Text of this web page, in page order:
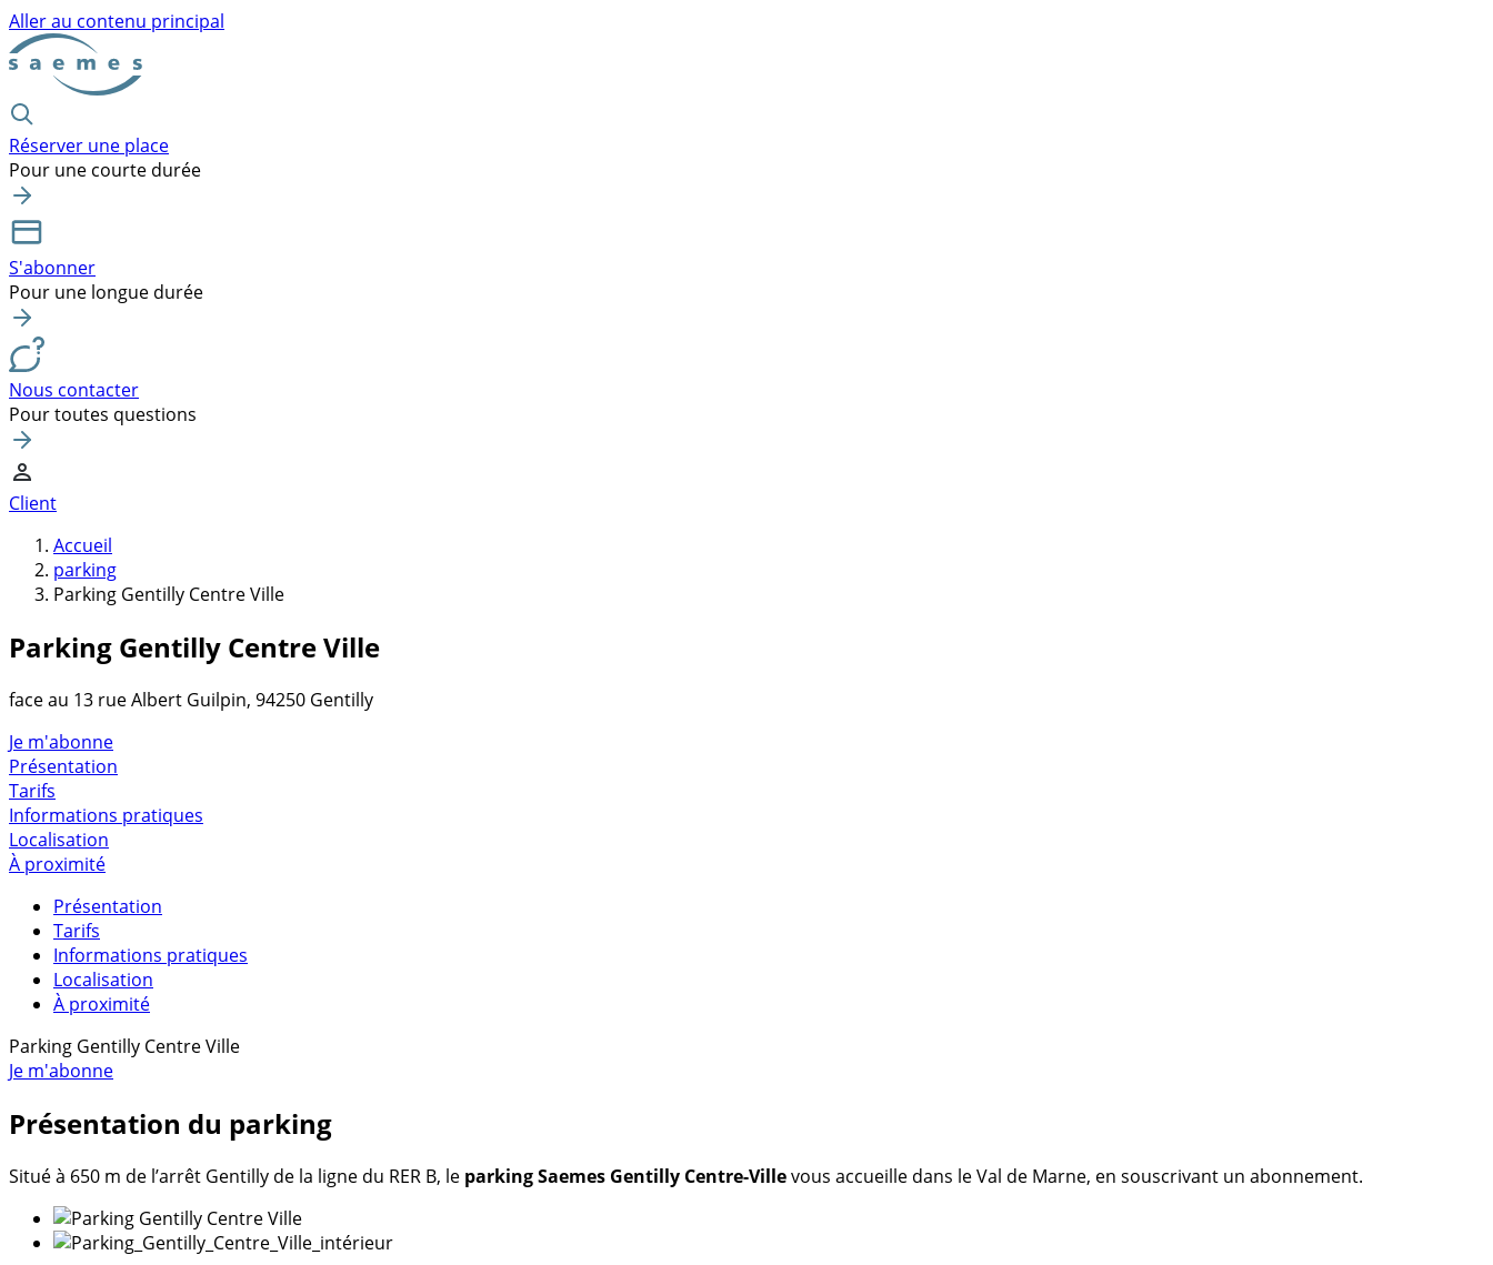
Aller au contenu principal
Réserver une place
Pour une courte durée
S'abonner
Pour une longue durée
Nous contacter
Pour toutes questions
Client
Accueil
parking
Parking Gentilly Centre Ville
Parking Gentilly Centre Ville
face au 13 rue Albert Guilpin, 94250 Gentilly
Je m'abonne
Présentation
Tarifs
Informations pratiques
Localisation
À proximité
Présentation
Tarifs
Informations pratiques
Localisation
À proximité
Parking Gentilly Centre Ville
Je m'abonne
Présentation du parking
Situé à 650 m de l’arrêt Gentilly de la ligne du RER B, le parking Saemes Gentilly Centre-Villevous accueille dans le Val de Marne, en souscrivant un abonnement.